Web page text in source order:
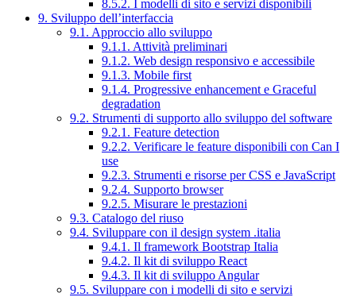
8.5.2. I modelli di sito e servizi disponibili
9. Sviluppo dell’interfaccia
9.1. Approccio allo sviluppo
9.1.1. Attività preliminari
9.1.2. Web design responsivo e accessibile
9.1.3. Mobile first
9.1.4. Progressive enhancement e Graceful
degradation
9.2. Strumenti di supporto allo sviluppo del software
9.2.1. Feature detection
9.2.2. Verificare le feature disponibili con Can I
use
9.2.3. Strumenti e risorse per CSS e JavaScript
9.2.4. Supporto browser
9.2.5. Misurare le prestazioni
9.3. Catalogo del riuso
9.4. Sviluppare con il design system .italia
9.4.1. Il framework Bootstrap Italia
9.4.2. Il kit di sviluppo React
9.4.3. Il kit di sviluppo Angular
9.5. Sviluppare con i modelli di sito e servizi